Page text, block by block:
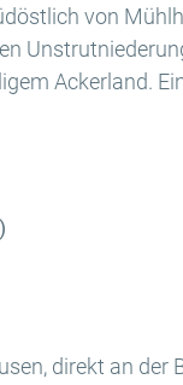
von
Ackerland.
direkt an der